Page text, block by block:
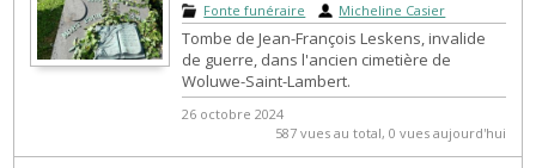
Fonte funéraire Micheline Casier
Tombe de Jean-François Leskens, invalide
de guerre, dans l'ancien cimetière de
Woluwe-Saint-Lambert.
26 octobre 2024
587 vues au total, 0 vues aujourd'hui